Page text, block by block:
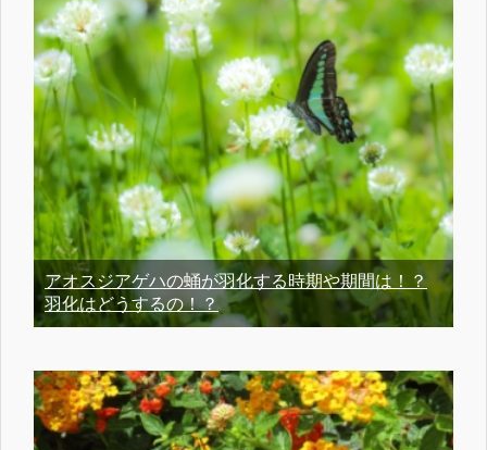
アオスジアゲハの蛹が羽化する時期や期間は！？
羽化はどうするの！？